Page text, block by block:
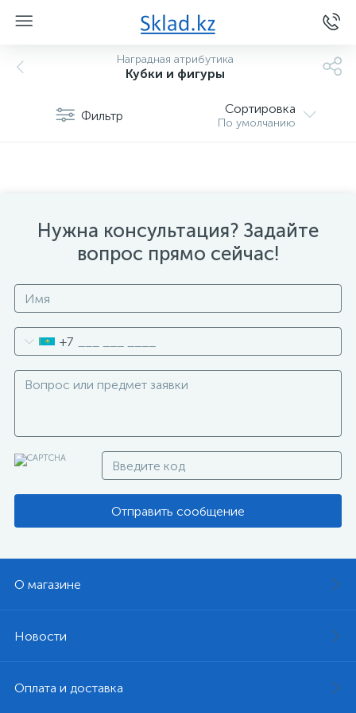
Наградная атрибутика
Кубки и фигуры
Фильтр Сортировка
По умолчанию
Нужна консультация? Задайте
вопрос прямо сейчас!
+7
Отправить сообщение
О магазине
Новости
Оплата и доставка